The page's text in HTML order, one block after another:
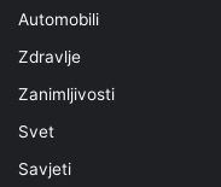
Automobili
Zdravlje
Zanimljivosti
Svet
Savjeti